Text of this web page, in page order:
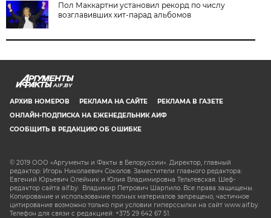
Пол Маккартни установил рекорд по числу
возглавивших хит-парад альбомов
AIF.BY
АРХИВ НОМЕРОВ РЕКЛАМА НА САЙТЕ
РЕКЛАМА В ГАЗЕТЕ
ОНЛАЙН-ПОДПИСКА НА ЕЖЕНЕДЕЛЬНИК АИФ
СООБЩИТЬ В РЕДАКЦИЮ ОБ ОШИБКЕ
© 2019 ООО «Аргументы и Факты в Белоруссии». Директор, главный
редактор: Игорь Николаевич Соколов. Заместители главного редактора:
Евгений Юрьевич Олейник и Юлия Владимировна Тельтевская. Шеф-
редактор сайта aif.by: Владимир Петрович Шарпило. Все права защищены.
Копирование и использование полных материалов запрещено, частичное
цитирование возможно только при условии гиперссылки на сайт www.aif.by.
Телефон для связи с редакцией: +375 29 642 67 51.